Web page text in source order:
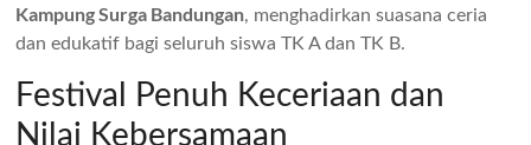
Kampung Surga Bandungan, menghadirkan suasana ceria
dan edukatif bagi seluruh siswa TK A dan TK B.
Festival Penuh Keceriaan dan
Nilai Kebersamaan